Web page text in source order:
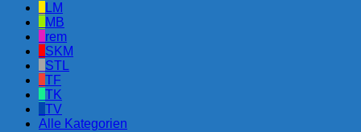
LM
MB
rem
SKM
STL
TF
TK
TV
Alle Kategorien